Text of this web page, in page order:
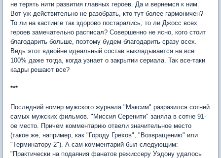
не терять нити развития главных героев. Да и вернемся к ним.
Вот уж действительно не разобрать, кто тут более гармоничен?
То ли на кастинге так здорово постарались, то ли Джосс всех
героев замечательно расписал? Совершенно не ясно, кого стоит
благодарить больше, поэтому будем благодарить сразу всех.
Ведь этот вдвойне идеальный состав выкладывается на все
100% даже тогда, когда узнает о закрытии сериала. Так все-таки
кадры решают все?
***
Последний номер мужского журнала "Максим" разразился сотней
самых мужских фильмов. "Миссия Серенити" заняла в сотне 91-
ое место. Причем комментарию отвели значительное место
(такое же, например, как "Городу Грехов", "Возвращению" или
"Терминатору-2"). А сам комментарий был следующим:
"Практически на подаяния фанатов режиссеру Уэдону удалось